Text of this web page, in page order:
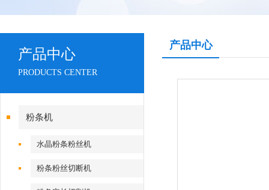
产品中心
PRODUCTS CENTER
粉条机
水晶粉条粉丝机
粉条粉丝切断机
产品中心